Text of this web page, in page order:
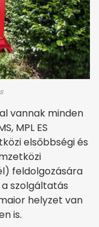
vannak minden
MPL ES
elsőbbségi és
feldolgozására
szolgáltatás
helyzet van
is.